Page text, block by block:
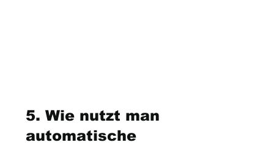
5. Wie nutzt man
automatische